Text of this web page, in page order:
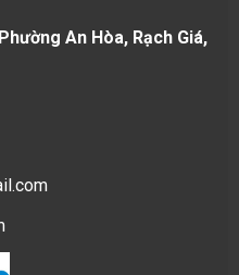
An Hòa, Rạch Giá,